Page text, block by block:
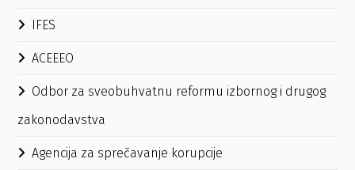
IFES
ACEEEO
Odbor za sveobuhvatnu reformu izbornog i drugog
zakonodavstva
Agencija za sprečavanje korupcije